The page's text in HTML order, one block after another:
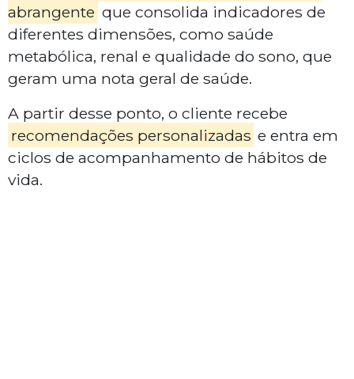
abrangente que consolida indicadores de
diferentes dimensões, como saúde
metabólica, renal e qualidade do sono, que
geram uma nota geral de saúde.
A partir desse ponto, o cliente recebe
recomendações personalizadas e entra em
ciclos de acompanhamento de hábitos de
vida.